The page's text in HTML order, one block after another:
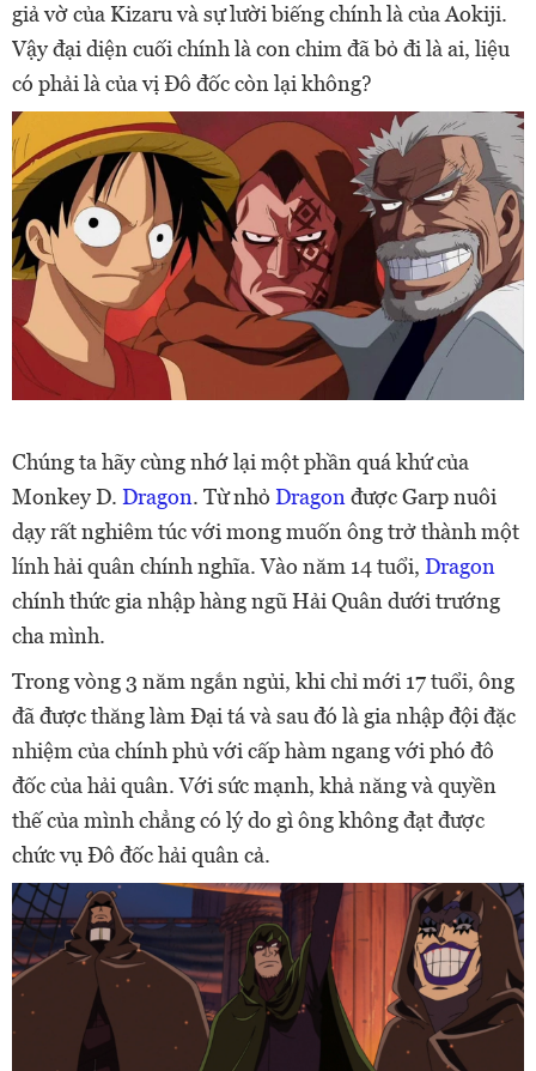
giả vờ của Kizaru và sự lười biếng chính là của Aokiji.
Vậy đại diện cuối chính là con chim đã bỏ đi là ai, liệu
có phải là của vị Đô đốc còn lại không?
Chúng ta hãy cùng nhớ lại một phần quá khứ của
Monkey D. Dragon. Từ nhỏ Dragon được Garp nuôi
dạy rất nghiêm túc với mong muốn ông trở thành một
lính hải quân chính nghĩa. Vào năm 14 tuổi, Dragon
chính thức gia nhập hàng ngũ Hải Quân dưới trướng
cha mình.
Trong vòng 3 năm ngắn ngủi, khi chỉ mới 17 tuổi, ông
đã được thăng làm Đại tá và sau đó là gia nhập đội đặc
nhiệm của chính phủ với cấp hàm ngang với phó đô
đốc của hải quân. Với sức mạnh, khả năng và quyền
thế của mình chẳng có lý do gì ông không đạt được
chức vụ Đô đốc hải quân cả.